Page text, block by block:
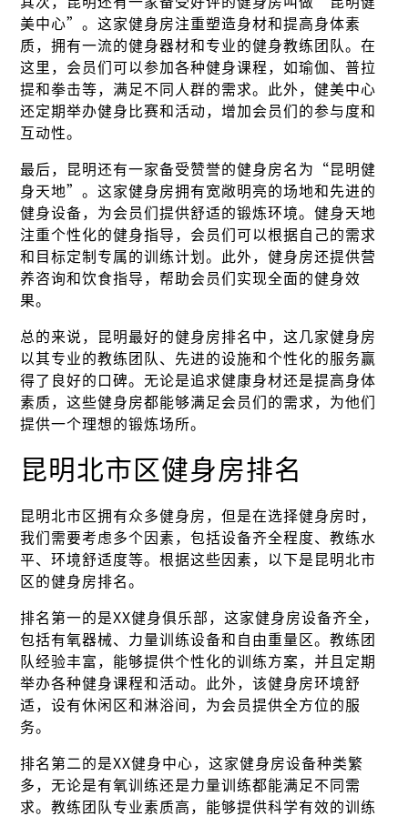
美中心”。这家健身房注重塑造身材和提高身体素
质，拥有一流的健身器材和专业的健身教练团队。在
这里，会员们可以参加各种健身课程，如瑜伽、普拉
提和拳击等，满足不同人群的需求。此外，健美中心
还定期举办健身比赛和活动，增加会员们的参与度和
互动性。
最后，昆明还有一家备受赞誉的健身房名为“昆明健
身天地”。这家健身房拥有宽敞明亮的场地和先进的
健身设备，为会员们提供舒适的锻炼环境。健身天地
注重个性化的健身指导，会员们可以根据自己的需求
和目标定制专属的训练计划。此外，健身房还提供营
养咨询和饮食指导，帮助会员们实现全面的健身效
果。
总的来说，昆明最好的健身房排名中，这几家健身房
以其专业的教练团队、先进的设施和个性化的服务赢
得了良好的口碑。无论是追求健康身材还是提高身体
素质，这些健身房都能够满足会员们的需求，为他们
提供一个理想的锻炼场所。
昆明北市区健身房排名
昆明北市区拥有众多健身房，但是在选择健身房时，
我们需要考虑多个因素，包括设备齐全程度、教练水
平、环境舒适度等。根据这些因素，以下是昆明北市
区的健身房排名。
排名第一的是XX健身俱乐部，这家健身房设备齐全，
包括有氧器械、力量训练设备和自由重量区。教练团
队经验丰富，能够提供个性化的训练方案，并且定期
举办各种健身课程和活动。此外，该健身房环境舒
适，设有休闲区和淋浴间，为会员提供全方位的服
务。
排名第二的是XX健身中心，这家健身房设备种类繁
多，无论是有氧训练还是力量训练都能满足不同需
求。教练团队专业素质高，能够提供科学有效的训练